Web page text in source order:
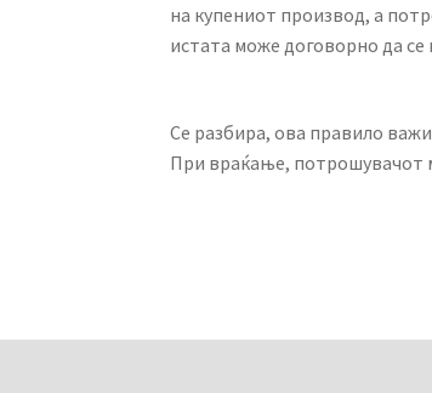
на купениот производ, а
истата може договорно да се
Се разбира, ова правило важи
При враќање, потрошувачот